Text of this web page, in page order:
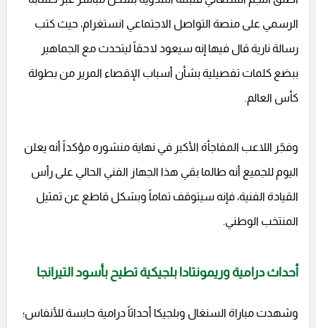
الرسمي على منصة التواصل الاجتماعي انستغرام، حيث كتب
رسالة نارية قال فيها إنه سيعود لاحقاً ليتحدث مع الجماهير
ببضع كلمات تفصيلية بشأن أسباب الإقصاء المرير من بطولة
كأس العالم.
وفجّر اللاعب المفاجأة الأكبر في نهاية منشوره مؤكداً أنه يعلن
اليوم للجميع أنه طالما بقي هذا الجهاز الفني الحالي على رأس
القيادة الفنية، فإنه سيتوقف تماماً وبشكل قاطع عن تمثيل
المنتخب الوطني.
أحداث درامية وريمونتادا بلجيكية تطيح بأسود التيرانجا
وشهدت مباراة السنغال وبلجيكا أحداثاً درامية حابسة للأنفاس؛